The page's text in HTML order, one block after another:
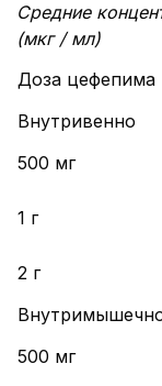
Средние
(мкг / мл)
Доза цефепима
Внутривенно
500 мг
1 г
2 г
500 мг